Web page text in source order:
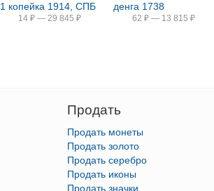
1 копейка 1914, СПБ
14 ₽ — 29 845 ₽
денга 1738
62 ₽ — 13 815 ₽
Продать
Продать монеты
Продать золото
Продать серебро
Продать иконы
Продать значки